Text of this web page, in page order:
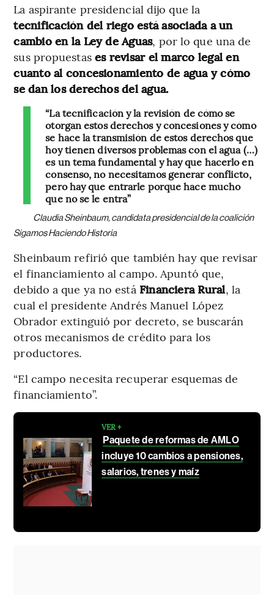
La aspirante presidencial dijo que la
tecnificación del riego está asociada a un
cambio en la Ley de Aguas, por lo que una de
sus propuestases revisar el marco legal en
cuanto al concesionamiento de agua y cómo
se dan los derechos del agua.
“La tecnificación y la revisión de cómo se
otorgan estos derechos y concesiones y cómo
se hace la transmisión de estos derechos que
hoy tienen diversos problemas con el agua (…)
es un tema fundamental y hay que hacerlo en
consenso, no necesitamos generar conflicto,
pero hay que entrarle porque hace mucho
que no se le entra”
Claudia Sheinbaum, candidata presidencial de la coalición
Sigamos Haciendo Historia
Sheinbaum refirió que también hay que revisar
el financiamiento al campo. Apuntó que,
debido a que ya no está Financiera Rural, la
cual el presidente Andrés Manuel López
Obrador extinguió por decreto, se buscarán
otros mecanismos de crédito para los
productores.
“El campo necesita recuperar esquemas de
financiamiento”.
VER +
Paquete de reformas de AMLO
incluye 10 cambios a pensiones,
salarios, trenes y maíz